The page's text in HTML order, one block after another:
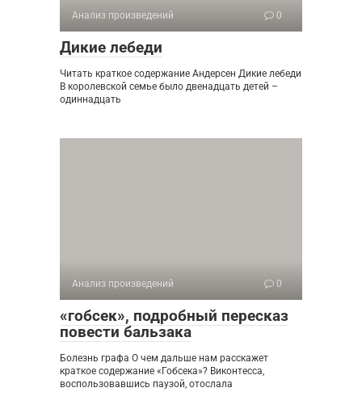
Анализ произведений 0
Дикие лебеди
Читать краткое содержание Андерсен Дикие лебеди
В королевской семье было двенадцать детей –
одиннадцать
Анализ произведений 0
«гобсек», подробный пересказ
повести бальзака
Болезнь графа О чем дальше нам расскажет
краткое содержание «Гобсека»? Виконтесса,
воспользовавшись паузой, отослала